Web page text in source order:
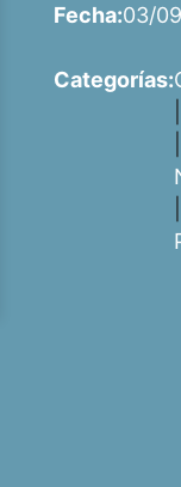
Fecha:03/
Categorías: